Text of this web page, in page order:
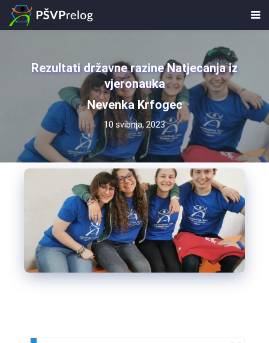
Rezultati državne razine Natjecanja iz
vjeronauka
Nevenka Krfogec
10 svibnja, 2023